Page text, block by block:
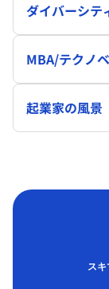
ダイバーシテ
MBA/テクノ
起業家の風景
ス